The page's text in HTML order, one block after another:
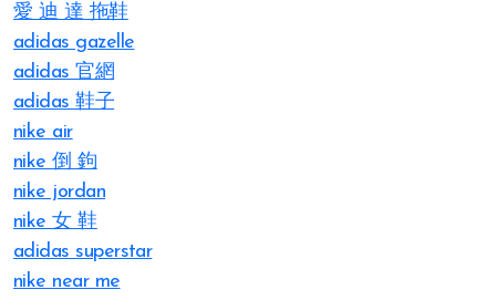
愛 迪 達 拖鞋
adidas gazelle
adidas 官網
adidas 鞋子
nike air
nike 倒 鉤
nike jordan
nike 女 鞋
adidas superstar
nike near me